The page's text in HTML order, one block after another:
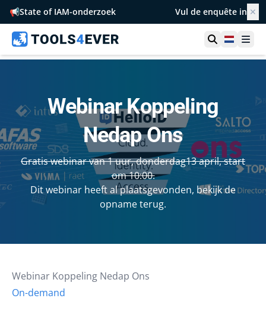
📢State of IAM-onderzoek Vul de enquête in ✕
Toon zoek
Webinar Koppeling
Nedap Ons
Gratis webinar van 1 uur, donderdag13 april, start
om 10:00.
Dit webinar heeft al plaatsgevonden, bekijk de
opname terug.
Webinar Koppeling Nedap Ons
On-demand